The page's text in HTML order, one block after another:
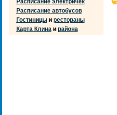
Расписание электричек
Расписание автобусов
Гостиницыи рестораны
Карта Клинаи района